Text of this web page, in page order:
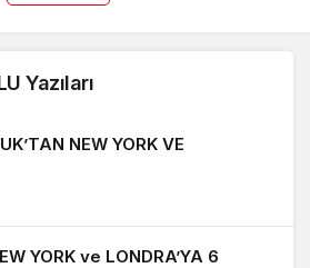
Yazıları
NEW YORK VE
YORK ve LONDRA’YA 6